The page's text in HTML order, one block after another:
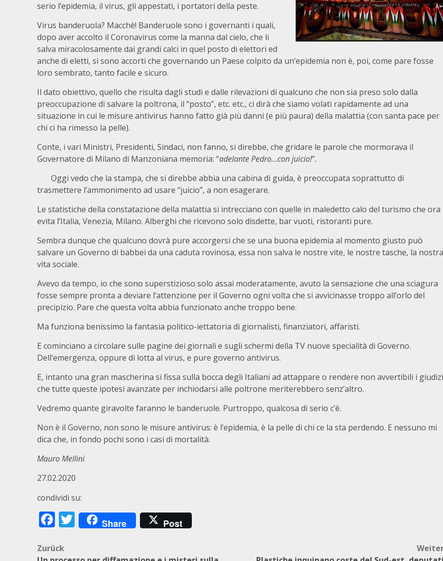
serio l’epidemia, il virus, gli appestati, i portatori della peste.
Virus banderuola? Macchè! Banderuole sono i governanti i quali,
dopo aver accolto il Coronavirus come la manna dal cielo, che li
salva miracolosamente dai grandi calci in quel posto di elettori ed
anche di eletti, si sono accorti che governando un Paese colpito da un’epidemia non è, poi, come pare fosse
loro sembrato, tanto facile e sicuro.
Il dato obiettivo, quello che risulta dagli studi e dalle rilevazioni di qualcuno che non sia preso solo dalla
preoccupazione di salvare la poltrona, il “posto”, etc. etc., ci dirà che siamo volati rapidamente ad una
situazione in cui le misure antivirus hanno fatto già più danni (e più paura) della malattia (con santa pace per
chi ci ha rimesso la pelle).
Conte, i vari Ministri, Presidenti, Sindaci, non fanno, si direbbe, che gridare le parole che mormorava il
Governatore di Milano di Manzoniana memoria: “adelante Pedro…con juicio!”.
Oggi vedo che la stampa, che si direbbe abbia una cabina di guida, è preoccupata soprattutto di
trasmettere l’ammonimento ad usare “juicio”, a non esagerare.
Le statistiche della constatazione della malattia si intrecciano con quelle in maledetto calo del turismo che ora
evita l’Italia, Venezia, Milano. Alberghi che ricevono solo disdette, bar vuoti, ristoranti pure.
Sembra dunque che qualcuno dovrà pure accorgersi che se una buona epidemia al momento giusto può
salvare un Governo di babbei da una caduta rovinosa, essa non salva le nostre vite, le nostre tasche, la nostra
vita sociale.
Avevo da tempo, io che sono superstizioso solo assai moderatamente, avuto la sensazione che una sciagura
fosse sempre pronta a deviare l’attenzione per il Governo ogni volta che si avvicinasse troppo all’orlo del
precipizio. Pare che questa volta abbia funzionato anche troppo bene.
Ma funziona benissimo la fantasia politico-iettatoria di giornalisti, finanziatori, affaristi.
E cominciano a circolare sulle pagine dei giornali e sugli schermi della TV nuove specialità di Governo.
Dell’emergenza, oppure di lotta al virus, e pure governo antivirus.
E, intanto una gran mascherina si fissa sulla bocca degli Italiani ad attappare o rendere non avvertibili i giudizi
che tutte queste ipotesi avanzate per inchiodarsi alle poltrone meriterebbero senz’altro.
Vedremo quante giravolte faranno le banderuole. Purtroppo, qualcosa di serio c’è.
Non è il Governo, non sono le misure antivirus: è l’epidemia, è la pelle di chi ce la sta perdendo. E nessuno mi
dica che, in fondo pochi sono i casi di mortalità.
Mauro Mellini
27.02.2020
condividi su:
Facebook
Twitter
Share Post
Beitragsnavigation
Zurück